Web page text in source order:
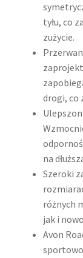
tyłu, co
zużycie.
drogi, co
na
Szeroki
różnych
jak i
Avon